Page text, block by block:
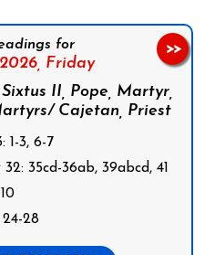
for
Friday
II, Pope, Martyr,
Cajetan, Priest
1-3, 6-7
35cd-36ab, 39abcd, 41
28
>>